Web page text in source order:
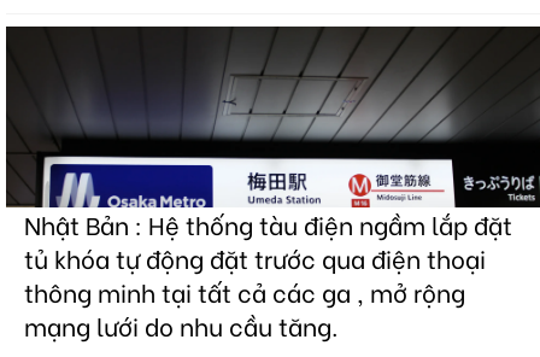
Nhật Bản : Hệ thống tàu điện ngầm lắp đặt
tủ khóa tự động đặt trước qua điện thoại
thông minh tại tất cả các ga , mở rộng
mạng lưới do nhu cầu tăng.